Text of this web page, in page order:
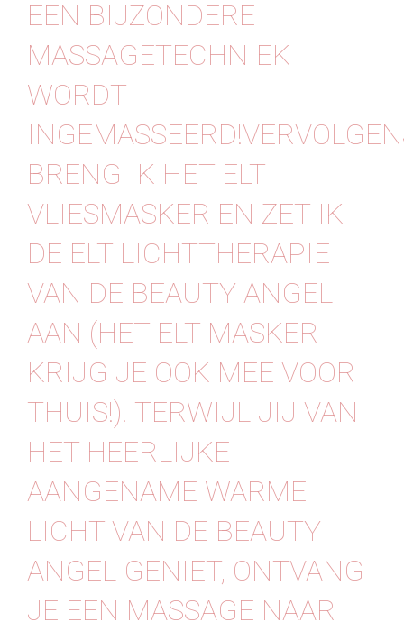
EEN BIJZONDERE
MASSAGETECHNIEK
WORDT
BRENG IK HET ELT
VLIESMASKER EN ZET IK
DE ELT LICHTTHERAPIE
VAN DE BEAUTY ANGEL
AAN (HET ELT MASKER
KRIJG JE OOK MEE VOOR
THUIS!). TERWIJL JIJ VAN
HET HEERLIJKE
AANGENAME WARME
LICHT VAN DE BEAUTY
ANGEL GENIET, ONTVANG
JE EEN MASSAGE NAAR